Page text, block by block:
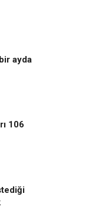
ayda
106